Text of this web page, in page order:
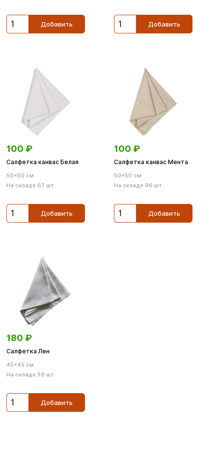
Добавить Добавить
100 ₽
Салфетка канвас Белая
50×50 см
На складе 67 шт.
Добавить
100 ₽
Салфетка канвас Мента
50×50 см
На складе 96 шт.
Добавить
180 ₽
Салфетка Лен
45×45 см
На складе 59 шт.
Добавить